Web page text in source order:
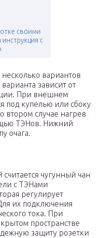
своими
с
вариантов
зависит от
При внешнем
под купелью или сбоку
втором случае нагрев
ТЭНов. Нижний
очага.
чугунный чан
с ТЭНами
регулирует
их подключения
тока. При
пространстве
защиту розетки